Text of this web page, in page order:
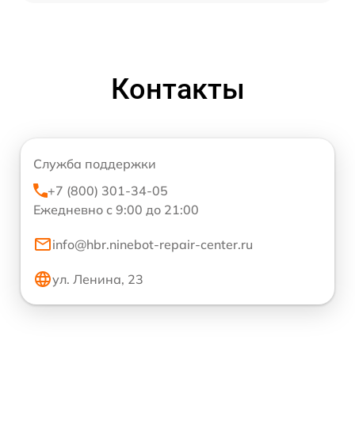
Контакты
Служба поддержки
+7 (800) 301-34-05
Ежедневно с 9:00 до 21:00
info@hbr.ninebot-repair-center.ru
ул. Ленина, 23